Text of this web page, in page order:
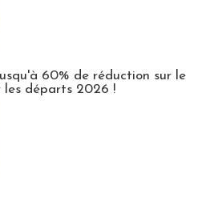
60% de réduction sur le
les départs 2026 !